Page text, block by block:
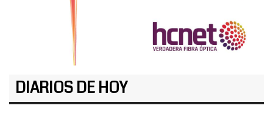
DIARIOS DE HOY